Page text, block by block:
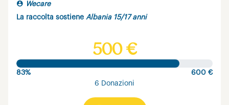
Wecare
La raccolta sostiene Albania 15/17 anni
500 €
83%
600 €
6 Donazioni